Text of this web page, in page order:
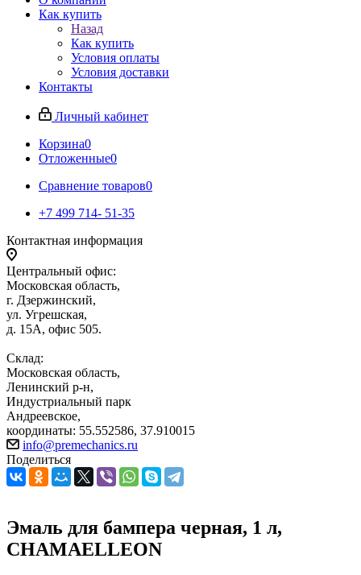
Как купить
Назад
Как купить
Условия оплаты
Условия доставки
Контакты
Личный кабинет
Корзина0
Отложенные0
Сравнение товаров0
+7 499 714- 51-35
Контактная информация
Центральный офис:
Московская область,
г. Дзержинский,
ул. Угрешская,
д. 15А, офис 505.
Склад:
Московская область,
Ленинский р-н,
Индустриальный парк
Андреевское,
координаты: 55.552586, 37.910015
info@premechanics.ru
Поделиться
Эмаль для бампера черная, 1 л,
CHAMAELLEON